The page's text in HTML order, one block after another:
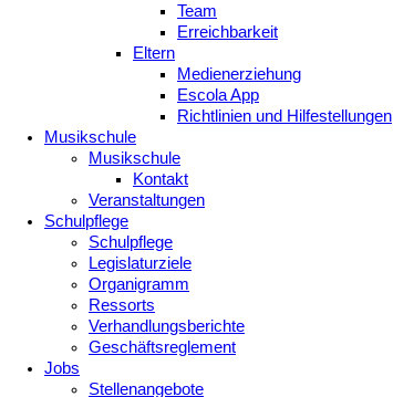
Team
Erreichbarkeit
Eltern
Medienerziehung
Escola App
Richtlinien und Hilfestellungen
Musikschule
Musikschule
Kontakt
Veranstaltungen
Schulpflege
Schulpflege
Legislaturziele
Organigramm
Ressorts
Verhandlungsberichte
Geschäftsreglement
Jobs
Stellenangebote